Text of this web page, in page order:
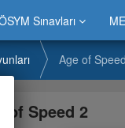
Sınavları
Age of
of Speed 2